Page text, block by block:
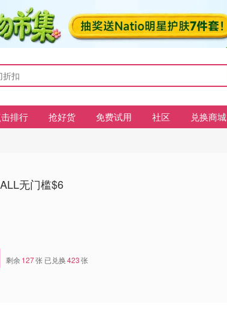
排行 抢好货 免费试用 社区 兑换商城
无门槛$6
剩余 127张 已兑换423张